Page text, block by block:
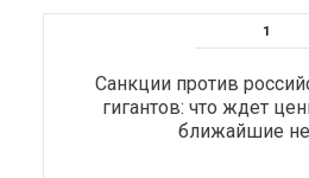
Санкции против
гигантов: что ждет
ближайшие